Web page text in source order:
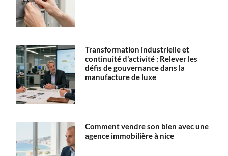
Transformation industrielle et
continuité d’activité : Relever les
défis de gouvernance dans la
manufacture de luxe
Comment vendre son bien avec une
agence immobilière à nice